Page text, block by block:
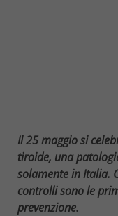
Il 25 maggio si
tiroide, una
solamente in Italia.
controlli sono le
prevenzione.